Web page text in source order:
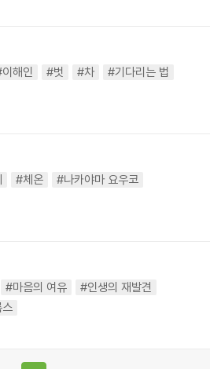
해인 #벗 #차
#기다리는 법
#체온
#나카야마 요우코
#마음의 여유
#인생의 재발견